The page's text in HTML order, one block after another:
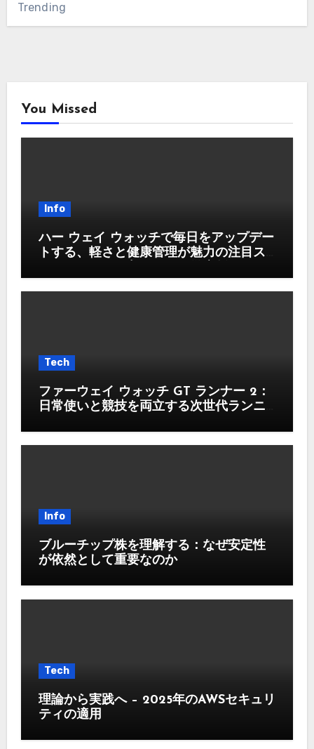
Trending
You Missed
Info
ハー ウェイ ウォッチで毎日をアップデー
トする、軽さと健康管理が魅力の注目ス
Tech
ファーウェイ ウォッチ GT ランナー 2：
日常使いと競技を両立する次世代ランニ
Info
ブルーチップ株を理解する：なぜ安定性
が依然として重要なのか
Tech
理論から実践へ – 2025年のAWSセキュリ
ティの適用